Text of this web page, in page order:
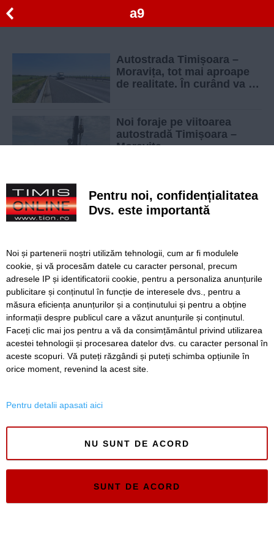
a9
Autostrada Timișoara –
Moravița, tot mai aproape
de realitate. În curând va fi
Noi foraje pe viitoarea
autostradă Timișoara –
Moravița
SERVICII
Folosinta Cookie-urilor
Politica de confidentialitate
Regulament postare și moderare comentarii
Timiș Online
ISSN 3008-2323
Pentru noi, confidențialitatea
Dvs. este importantă
Noi și partenerii noștri utilizăm tehnologii, cum ar fi modulele
cookie, și vă procesăm datele cu caracter personal, precum
adresele IP și identificatorii cookie, pentru a personaliza anunțurile
publicitare și conținutul în funcție de interesele dvs., pentru a
măsura eficiența anunțurilor și a conținutului și pentru a obține
informații despre publicul care a văzut anunțurile și conținutul.
Faceți clic mai jos pentru a vă da consimțământul privind utilizarea
acestei tehnologii și procesarea datelor dvs. cu caracter personal în
aceste scopuri. Vă puteți răzgândi și puteți schimba opțiunile în
orice moment, revenind la acest site.
Pentru detalii apasati aici
NU SUNT DE ACORD
SUNT DE ACORD